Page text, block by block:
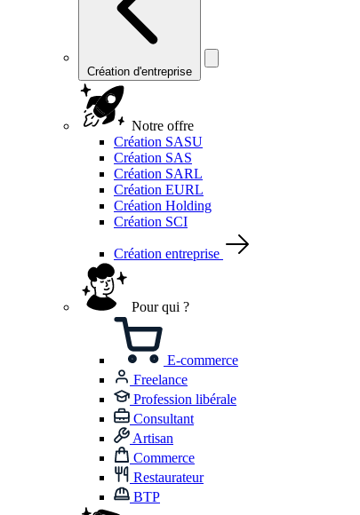
Création d'entreprise
Notre offre
Création SASU
Création SAS
Création SARL
Création EURL
Création Holding
Création SCI
Création entreprise
Pour qui ?
E-commerce
Freelance
Profession libérale
Consultant
Artisan
Commerce
Restaurateur
BTP